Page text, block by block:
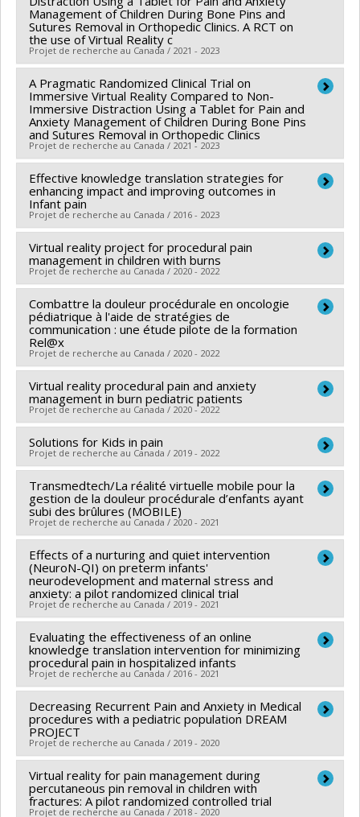
Québec pour les grands brûlés
Programmes de subvention :
Management of Children During Bone Pins and
Sutures Removal in Orthopedic Clinics. A RCT on
the use of Virtual Reality c
Projet de recherche au Canada / 2021 - 2023
Chercheur principal : Sylvie Le May
Co-chercheurs : Mathilde Hupin Debeurme,Argerie
Tsimicalis
Sources de financement :SPIIE/Secrétariat des
programmes interorganismes à l’intention des
établissements
Programmes de subvention :
d'excellence en recherche Apogée Canada
A Pragmatic Randomized Clinical Trial on
Immersive Virtual Reality Compared to Non-
Immersive Distraction Using a Tablet for Pain and
Anxiety Management of Children During Bone Pins
and Sutures Removal in Orthopedic Clinics
Projet de recherche au Canada / 2021 - 2023
Chercheur principal : Sylvie Le May
Sources de financement :IRSC/Instituts de recherche
en santé du Canada
Programmes de subvention :
Effective knowledge translation strategies for
enhancing impact and improving outcomes in
Infant pain
Projet de recherche au Canada / 2016 - 2023
Chercheur principal : Bonnie Stevens
Co-chercheurs : Sylvie Le May,Carole Anne
Estabrooks,Christine Therese Chambers,Melanie
Anne Barwick
Sources de financement :IRSC/Instituts de recherche
en santé du Canada
Programmes de subvention :PVXXXXXX-(FDN)
Subvention Fondation
Virtual reality project for procedural pain
management in children with burns
Projet de recherche au Canada / 2020 - 2022
Chercheur principal : Sylvie Le May
Sources de financement :Fondation des pompiers du
Québec pour les grands brûlés
Programmes de subvention :
Combattre la douleur procédurale en oncologie
pédiatrique à l'aide de stratégies de
communication : une étude pilote de la formation
Rel@x
Projet de recherche au Canada / 2020 - 2022
Chercheur principal : Serge Sultan
Co-chercheurs : Sylvie Le May,Christian Dagenais
Michel Duval,Ahmed Moussa,Claude Julie Bourque,
Andrea Maria Laizner
Sources de financement :FRQS/Fonds de recherche
du Québec - Santé (FRSQ)
Programmes de subvention :
Virtual reality procedural pain and anxiety
management in burn pediatric patients
Projet de recherche au Canada / 2020 - 2022
Chercheur principal : Sylvie Le May
Solutions for Kids in pain
Projet de recherche au Canada / 2019 - 2022
Chercheur principal : Christine Therese Chambers
Co-chercheurs : Sylvie Le May
Sources de financement :IRSC/Instituts de recherche
en santé du Canada , Secrétariat Inter-Conseil et
Réseaux des centres d'excellence (RCE)
Programmes de subvention :,
Transmedtech/La réalité virtuelle mobile pour la
gestion de la douleur procédurale d’enfants ayant
subi des brûlures (MOBILE)
Projet de recherche au Canada / 2020 - 2021
Chercheur principal : Sylvie Le May
Sources de financement :SPIIE/Secrétariat des
programmes interorganismes à l’intention des
établissements
Programmes de subvention :PVXXXXXX-Fonds
d'excellence en recherche Apogée Canada/Bourse
Effects of a nurturing and quiet intervention
(NeuroN-QI) on preterm infants'
neurodevelopment and maternal stress and
anxiety: a pilot randomized clinical trial
Projet de recherche au Canada / 2019 - 2021
Sources de financement :Réseau de recherche
portant sur les interventions en sciences infirmières
du Québec (RRISIQ)
Programmes de subvention :
Evaluating the effectiveness of an online
knowledge translation intervention for minimizing
procedural pain in hospitalized infants
Projet de recherche au Canada / 2016 - 2021
Chercheur principal : Bonnie Stevens
Co-chercheurs : Sylvie Le May,Carole Anne
Estabrooks,Christine Therese Chambers
Anne Barwick
Sources de financement :IRSC/Instituts de recherche
en santé du Canada
Decreasing Recurrent Pain and Anxiety in Medical
procedures with a pediatric population DREAM
PROJECT
Projet de recherche au Canada / 2019 - 2020
Chercheur principal : Sylvie Le May
Sources de financement :Fondation des pompiers du
Virtual reality for pain management during
percutaneous pin removal in children with
fractures: A pilot randomized controlled trial
Projet de recherche au Canada / 2018 - 2020